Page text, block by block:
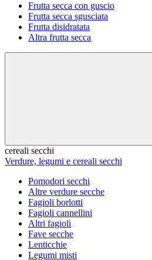
Frutta secca con guscio
Frutta secca sgusciata
Frutta disidratata
Altra frutta secca
cereali secchi
Verdure, legumi e cereali secchi
Pomodori secchi
Altre verdure secche
Fagioli borlotti
Fagioli cannellini
Altri fagioli
Fave secche
Lenticchie
Legumi misti